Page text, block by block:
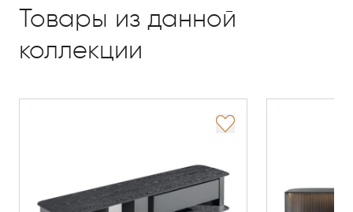
Товары из данной
коллекции